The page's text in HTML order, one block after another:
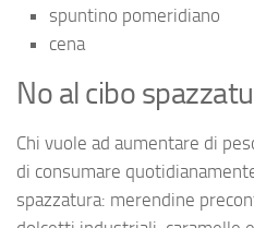
spuntino pomeridiano
cena
No al cibo
Chi vuole ad aumentare di
di consumare
spazzatura: merendine